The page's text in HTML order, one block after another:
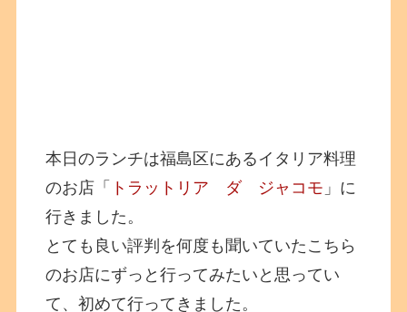
本日のランチは福島区にあるイタリア料理
のお店「 トラットリア ダ ジャコモ 」に
行きました。
とても良い評判を何度も聞いていたこちら
のお店にずっと行ってみたいと思ってい
て、初めて行ってきました。